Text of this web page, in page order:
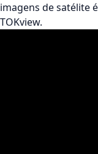
imagens de satélite
TOKview.